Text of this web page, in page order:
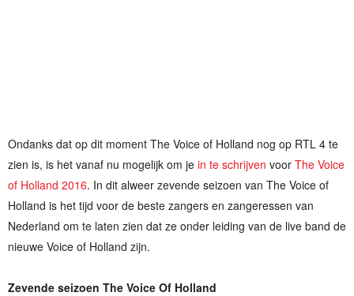
Ondanks dat op dit moment The Voice of Holland nog op RTL 4 te
zien is, is het vanaf nu mogelijk om je in te schrijven voor The Voice
of Holland 2016. In dit alweer zevende seizoen van The Voice of
Holland is het tijd voor de beste zangers en zangeressen van
Nederland om te laten zien dat ze onder leiding van de live band de
nieuwe Voice of Holland zijn.
Zevende seizoen The Voice Of Holland